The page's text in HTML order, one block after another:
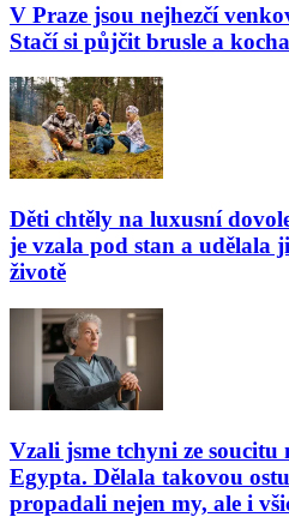
V Praze jsou nejhezčí
Stačí si půjčit brusle a
Děti chtěly na luxusní
je vzala pod stan a udělala
životě
Vzali jsme tchyni ze soucitu
Egypta. Dělala takovou
propadali nejen my, ale i